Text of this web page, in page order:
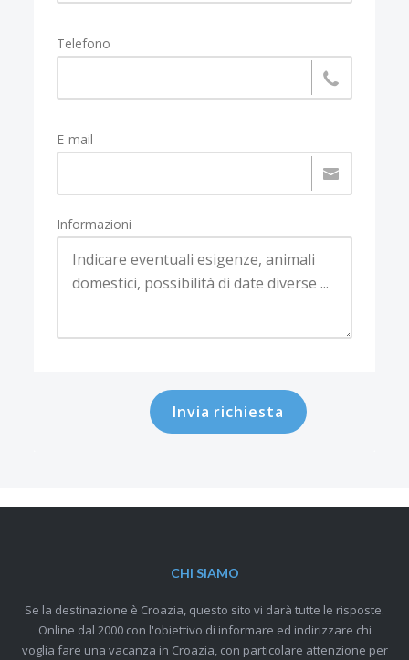
Telefono
E-mail
Informazioni
Invia richiesta
CHI SIAMO
Se la destinazione è Croazia, questo sito vi darà tutte le risposte.
Online dal 2000 con l'obiettivo di informare ed indirizzare chi
voglia fare una vacanza in Croazia, con particolare attenzione per